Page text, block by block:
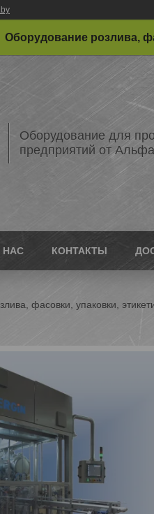
Оборудование розлива,
Оборудование для
предприятий от
НАС КОНТАКТЫ
фасовки, упаковки,